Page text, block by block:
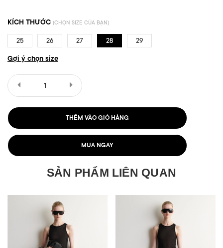
KÍCH THƯỚC (CHỌN SIZE CỦA BẠN)
25 26 27 28 29
Gợi ý chọn size
THÊM VÀO GIỎ HÀNG
MUA NGAY
SẢN PHẨM LIÊN QUAN